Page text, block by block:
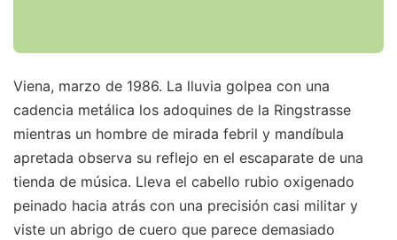
Viena, marzo de 1986. La lluvia golpea con una
cadencia metálica los adoquines de la Ringstrasse
mientras un hombre de mirada febril y mandíbula
apretada observa su reflejo en el escaparate de una
tienda de música. Lleva el cabello rubio oxigenado
peinado hacia atrás con una precisión casi militar y
viste un abrigo de cuero que parece demasiado